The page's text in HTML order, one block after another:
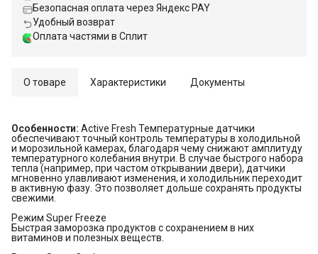
Безопасная оплата через Яндекс PAY
Удобный возврат
Оплата частями в Сплит
О товаре Характеристики Документы
Особенности: Active Fresh Температурные датчики
обеспечивают точный контроль температуры в холодильной
и морозильной камерах, благодаря чему снижают амплитуду
температурного колебания внутри. В случае быстрого набора
тепла (например, при частом открывании двери), датчики
мгновенно улавливают изменения, и холодильник переходит
в активную фазу. Это позволяет дольше сохранять продукты
свежими.
Режим Super Freeze
Быстрая заморозка продуктов с сохранением в них
витаминов и полезных веществ.